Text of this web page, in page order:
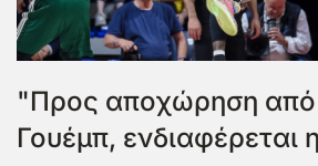
"Προς αποχώρηση
Γουέμπ,